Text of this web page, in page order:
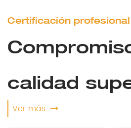
Certificación
calidad
Ver más